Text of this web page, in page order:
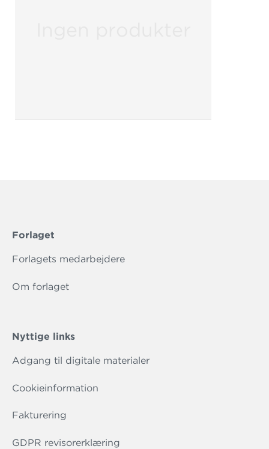
Forlaget
Forlagets medarbejdere
Om forlaget
Nyttige links
Adgang til digitale materialer
Cookieinformation
Fakturering
GDPR revisorerklæring